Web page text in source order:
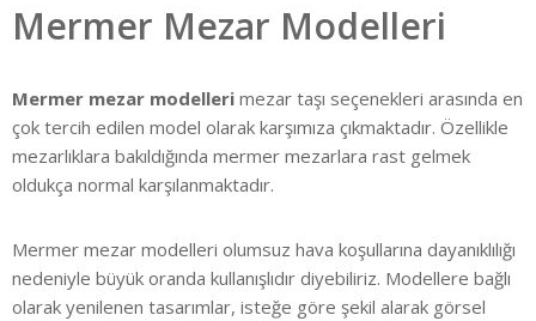
Mermer Mezar Modelleri
Mermer mezar modelleri mezar taşı seçenekleri arasında en
çok tercih edilen model olarak karşımıza çıkmaktadır. Özellikle
mezarlıklara bakıldığında mermer mezarlara rast gelmek
oldukça normal karşılanmaktadır.
Mermer mezar modelleri olumsuz hava koşullarına dayanıklılığı
nedeniyle büyük oranda kullanışlıdır diyebiliriz. Modellere bağlı
olarak yenilenen tasarımlar, isteğe göre şekil alarak görsel